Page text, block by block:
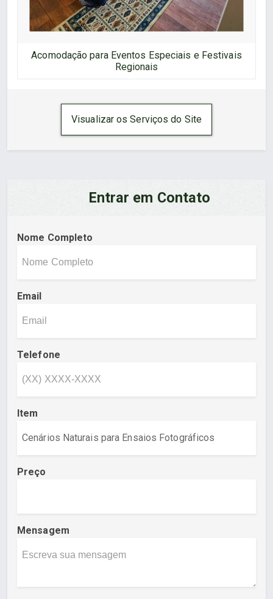
Acomodação para Eventos Especiais e Festivais
Regionais
Visualizar os Serviços do Site
Entrar em Contato
Nome Completo
Email
Telefone
Item
Preço
Mensagem